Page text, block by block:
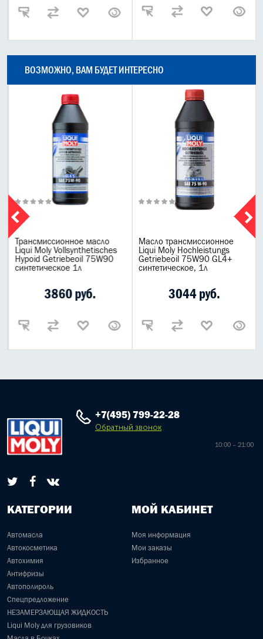
ВОЗМОЖНО, ВАМ БУДЕТ ИНТЕРЕСНО
Трансмиссионное масло
Liqui Moly Vollsynthetisches
Hypoid Getriebeoil 75W90
синтетическое 1л
3860 руб.
Масло трансмиссионное
Liqui Moly Hochleistungs
Getriebeoil 75W90 GL4+
синтетическое, 1л
3044 руб.
+7(495) 799-22-28
Обратный звонок
10:00 – 21:00
КАТЕГОРИИ
Автомасла
Автокосметика
Автохимия
Антифризы
Автополироль
Спецпредложение
НЕЗАМЕРЗАЮЩАЯ ЖИДКОСТЬ
Liqui Moly для грузовиков
МОЙ КАБИНЕТ
Моя информация
Мои заказы
Избранное